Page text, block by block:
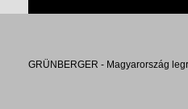
GRÜNBERGER - Magyarország